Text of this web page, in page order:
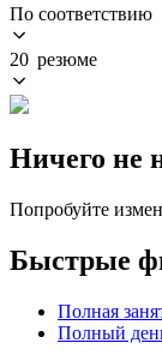
По соответствию
20 резюме
Ничего не
Попробуйте
Быстрые
Полная
Полный